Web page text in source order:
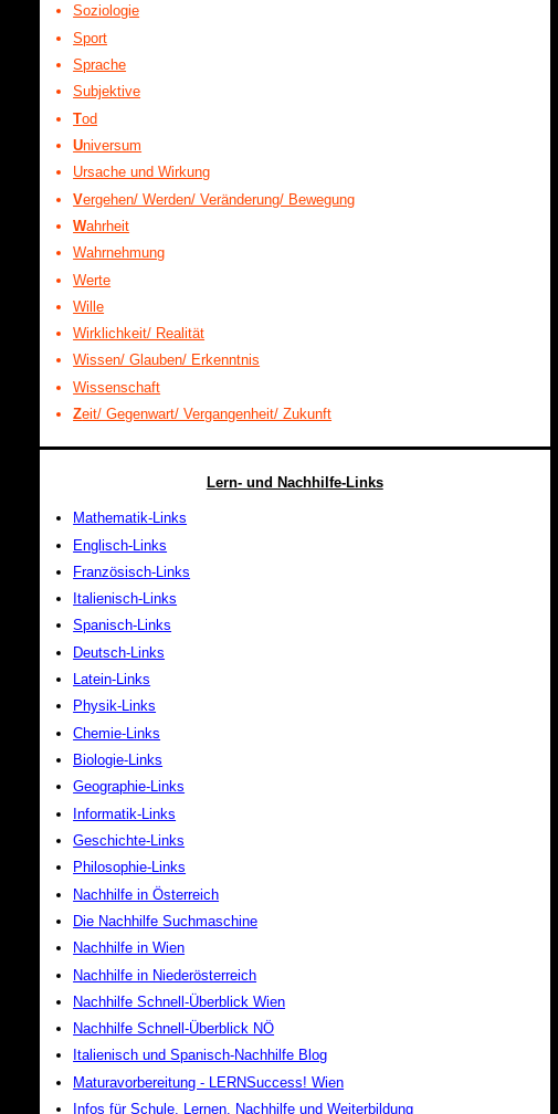
Soziologie
Sport
Sprache
Subjektive
Tod
Universum
Ursache und Wirkung
Vergehen/ Werden/ Veränderung/ Bewegung
Wahrheit
Wahrnehmung
Werte
Wille
Wirklichkeit/ Realität
Wissen/ Glauben/ Erkenntnis
Wissenschaft
Zeit/ Gegenwart/ Vergangenheit/ Zukunft
Lern- und Nachhilfe-Links
Mathematik-Links
Englisch-Links
Französisch-Links
Italienisch-Links
Spanisch-Links
Deutsch-Links
Latein-Links
Physik-Links
Chemie-Links
Biologie-Links
Geographie-Links
Informatik-Links
Geschichte-Links
Philosophie-Links
Nachhilfe in Österreich
Die Nachhilfe Suchmaschine
Nachhilfe in Wien
Nachhilfe in Niederösterreich
Nachhilfe Schnell-Überblick Wien
Nachhilfe Schnell-Überblick NÖ
Italienisch und Spanisch-Nachhilfe Blog
Maturavorbereitung - LERNSuccess! Wien
Infos für Schule, Lernen, Nachhilfe und Weiterbildung